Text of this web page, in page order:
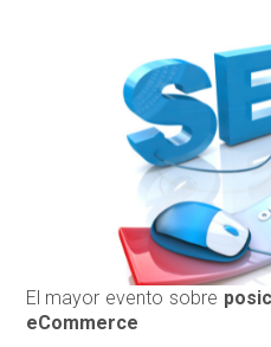
El mayor evento sobre
eCommerce